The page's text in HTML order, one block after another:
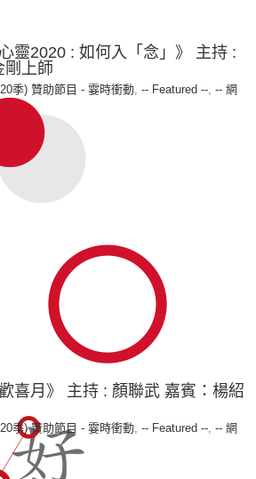
靈2020 : 如何入「念」》 主持 :
剛上師
季) 贊助節目 - 霎時衝動, -- Featured --, -- 網
喜月》 主持 : 顏聯武 嘉賓：楊紹
季) 贊助節目 - 霎時衝動, -- Featured --, -- 網